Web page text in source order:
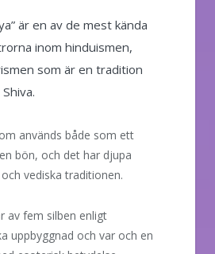
är en av de mest kända
inom hinduismen,
som är en tradition
används både som ett
bön, och det har djupa
vediska traditionen.
av fem silben enligt
uppbyggnad och var och en